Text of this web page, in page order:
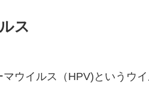
ス
ウイルス（HPV)というウ